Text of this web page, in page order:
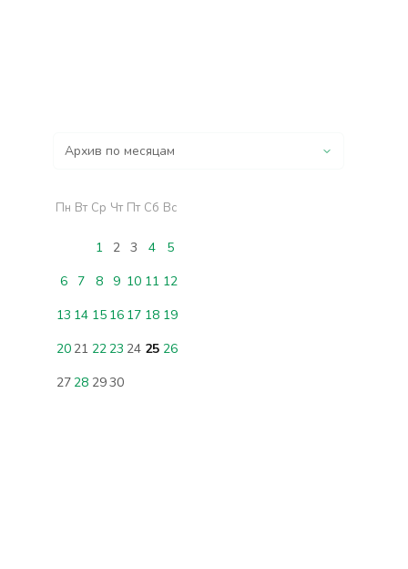
Пн Вт Ср Чт Пт Сб Вс
1 2 3 4
5
6
7 8 9 10 11 12
13 14 15 16 17 18 19
20 21 2223 24 25 26
2728 2930